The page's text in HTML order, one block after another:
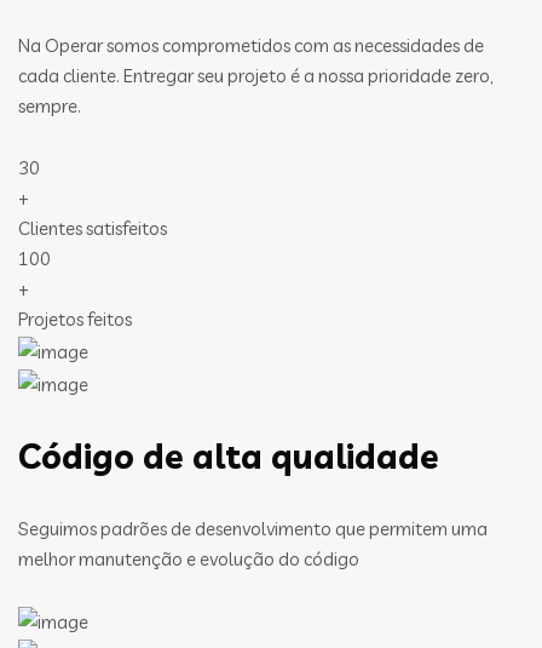
Na Operar somos comprometidos com as necessidades de
cada cliente. Entregar seu projeto é a nossa prioridade zero,
sempre.
30
+
Clientes satisfeitos
100
+
Projetos feitos
Código de alta qualidade
Seguimos padrões de desenvolvimento que permitem uma
melhor manutenção e evolução do código